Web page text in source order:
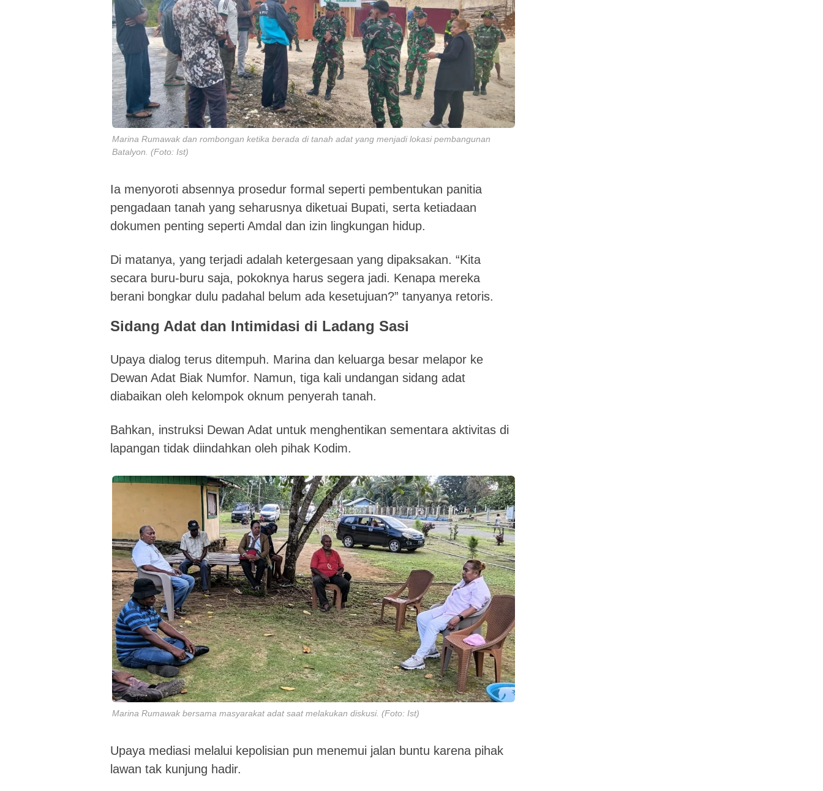
Marina Rumawak dan rombongan ketika berada di tanah adat yang menjadi lokasi pembangunan
Batalyon. (Foto: Ist)
Ia menyoroti absennya prosedur formal seperti pembentukan panitia
pengadaan tanah yang seharusnya diketuai Bupati, serta ketiadaan
dokumen penting seperti Amdal dan izin lingkungan hidup.
Di matanya, yang terjadi adalah ketergesaan yang dipaksakan. “Kita
secara buru-buru saja, pokoknya harus segera jadi. Kenapa mereka
berani bongkar dulu padahal belum ada kesetujuan?” tanyanya retoris.
Sidang Adat dan Intimidasi di Ladang Sasi
Upaya dialog terus ditempuh. Marina dan keluarga besar melapor ke
Dewan Adat Biak Numfor. Namun, tiga kali undangan sidang adat
diabaikan oleh kelompok oknum penyerah tanah.
Bahkan, instruksi Dewan Adat untuk menghentikan sementara aktivitas di
lapangan tidak diindahkan oleh pihak Kodim.
Marina Rumawak bersama masyarakat adat saat melakukan diskusi. (Foto: Ist)
Upaya mediasi melalui kepolisian pun menemui jalan buntu karena pihak
lawan tak kunjung hadir.